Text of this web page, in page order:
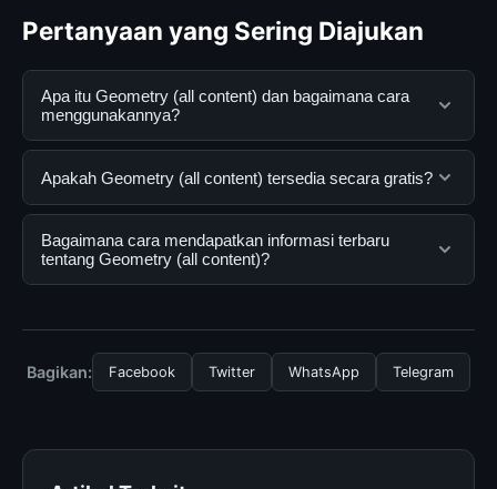
Pertanyaan yang Sering Diajukan
Apa itu Geometry (all content) dan bagaimana cara
menggunakannya?
Geometry (all content) adalah layanan digital yang
informasi lengkap dan terpercaya. Anda dapat
menggunakannya dengan mengunjungi situs resmi dan
mengikuti panduan yang tersedia.
Apakah Geometry (all content) tersedia secara gratis?
Ya, Geometry (all content) dapat diakses secara gratis
oleh semua pengguna. Tidak ada biaya tersembunyi
atau langganan yang diperlukan untuk menggunakan
Bagaimana cara mendapatkan informasi terbaru
tentang Geometry (all content)?
halaman resmi kami secara berkala. Kami selalu
memperbarui konten dengan informasi terkini dan
Bagikan: Facebook Twitter WhatsApp Telegram